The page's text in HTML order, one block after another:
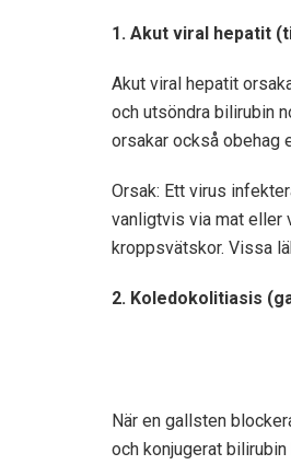
1. Akut viral hepatit
Akut viral hepatit
och utsöndra bilirubin
orsakar också obehag
Orsak: Ett virus
vanligtvis via mat eller
kroppsvätskor. Vissa
2. Koledokolitiasis
När en gallsten
och konjugerat